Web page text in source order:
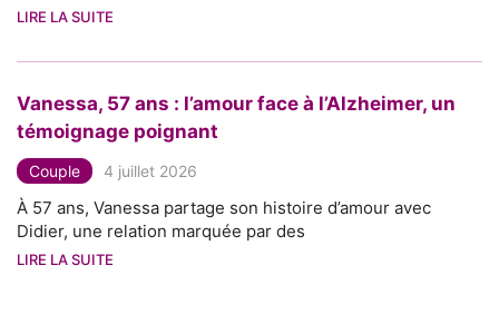
LIRE LA SUITE
Vanessa, 57 ans : l’amour face à l’Alzheimer, un
témoignage poignant
Couple 4 juillet 2026
À 57 ans, Vanessa partage son histoire d’amour avec
Didier, une relation marquée par des
LIRE LA SUITE